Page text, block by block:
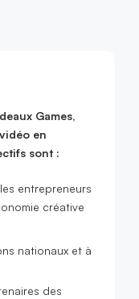
Games,
en
sont :
entrepreneurs
créative
nationaux et à
des